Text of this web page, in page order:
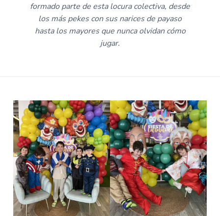
formado parte de esta locura colectiva, desde
los más pekes con sus narices de payaso
hasta los mayores que nunca olvidan cómo
jugar.